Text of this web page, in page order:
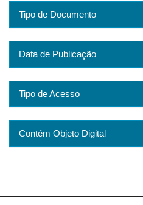
Tipo de Documento
Data de Publicação
Tipo de Acesso
Contém Objeto Digital